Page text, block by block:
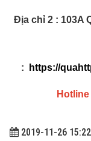
Địa chỉ 2 : 103A
:
https://qua
Hotline
2019-11-26